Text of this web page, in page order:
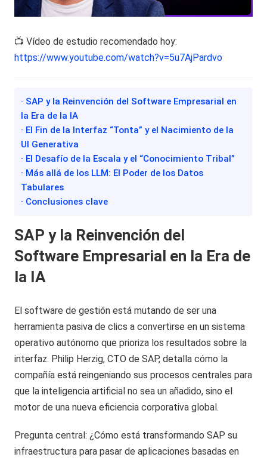
📺 Vídeo de estudio recomendado hoy:
https://www.youtube.com/watch?v=5u7AjPardvo
· SAP y la Reinvención del Software Empresarial en
la Era de la IA
· El Fin de la Interfaz “Tonta” y el Nacimiento de la
UI Generativa
· El Desafío de la Escala y el “Conocimiento Tribal”
· Más allá de los LLM: El Poder de los Datos
Tabulares
· Conclusiones clave
SAP y la Reinvención del
Software Empresarial en la Era de
la IA
El software de gestión está mutando de ser una
herramienta pasiva de clics a convertirse en un sistema
operativo autónomo que prioriza los resultados sobre la
interfaz. Philip Herzig, CTO de SAP, detalla cómo la
compañía está reingeniando sus procesos centrales para
que la inteligencia artificial no sea un añadido, sino el
motor de una nueva eficiencia corporativa global.
Pregunta central: ¿Cómo está transformando SAP su
infraestructura para pasar de aplicaciones basadas en